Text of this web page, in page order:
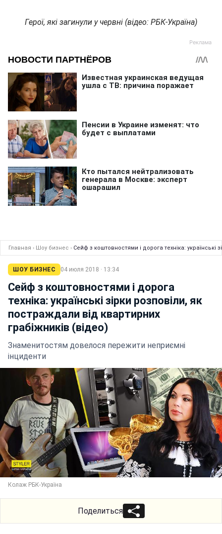
Герої, які загинули у червні (відео: РБК-Україна)
Главная › Шоу бизнес › Сейф з коштовностями і дорога техніка: українські
ШОУ БИЗНЕС 04 июля 2018 · 13:34
Сейф з коштовностями і дорога
техніка: українські зірки розповіли, як
постраждали від квартирних
грабіжників (відео)
Знаменитостям довелося пережити неприємні
інциденти
Колаж РБК-Україна
Поделиться